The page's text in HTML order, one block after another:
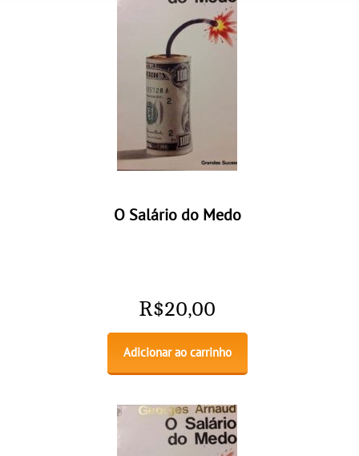
O Salário do Medo
R$20,00
Adicionar ao carrinho